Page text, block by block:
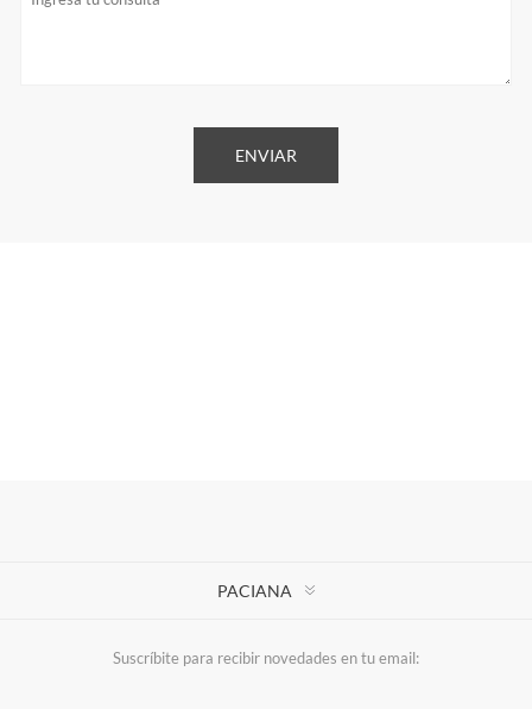
PACIANA
Suscríbite para recibir novedades en tu email: